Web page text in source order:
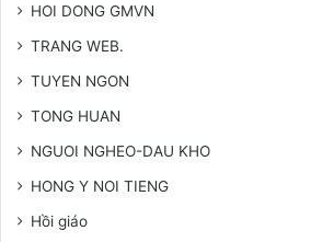
HOI DONG GMVN
TRANG WEB.
TUYEN NGON
TONG HUAN
NGUOI NGHEO-DAU KHO
HONG Y NOI TIENG
Hồi giáo